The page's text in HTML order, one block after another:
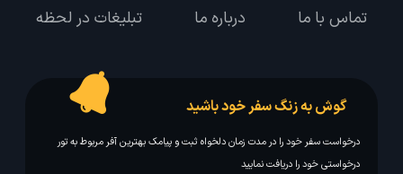
تماس با ما درباره ما تبلیغات در لحظه
گوش به زنگ سفر خود باشید
درخواست سفر خود را در مدت زمان دلخواه ثبت و پیامک بهترین آفر مربوط به تور
درخواستی خود را دریافت نمایید